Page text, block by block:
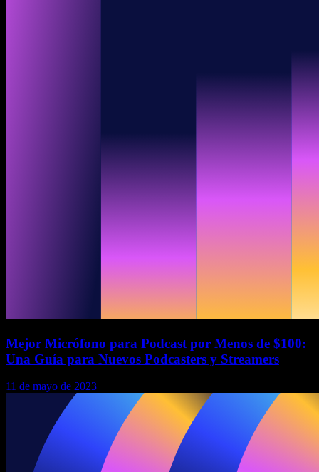
Mejor Micrófono para Podcast por Menos de $100:
Una Guía para Nuevos Podcasters y Streamers
11 de mayo de 2023